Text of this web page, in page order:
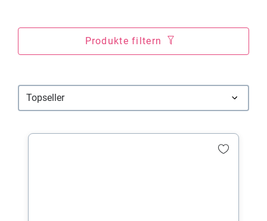
Produkte filtern